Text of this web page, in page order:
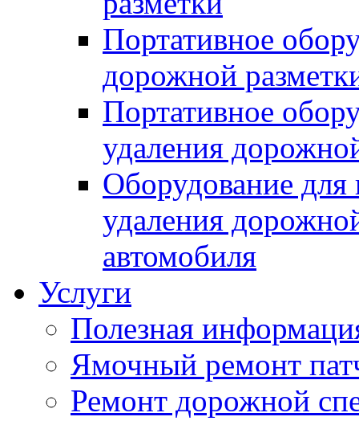
Портативное
дорожной
Портативное
удаления
Оборудование для
удаления
автомобиля
Услуги
Полезная
Ямочный ремонт
Ремонт дорожной